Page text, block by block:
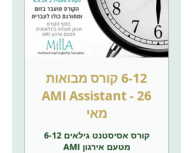
6-12 קורס מבואות
AMI Assistant - 26
מאי
קורס אסיסטנט גילאים 6-12
מטעם אירגון AMI